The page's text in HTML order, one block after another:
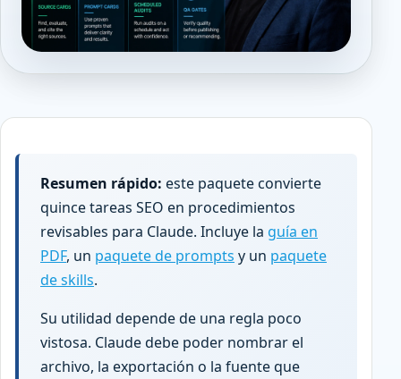
Resumen rápido: este paquete convierte
quince tareas SEO en procedimientos
revisables para Claude. Incluye la guía en
PDF, un paquete de prompts y un paquete
de skills.
Su utilidad depende de una regla poco
vistosa. Claude debe poder nombrar el
archivo, la exportación o la fuente que